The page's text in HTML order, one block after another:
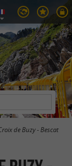
de Buzy - Bescat